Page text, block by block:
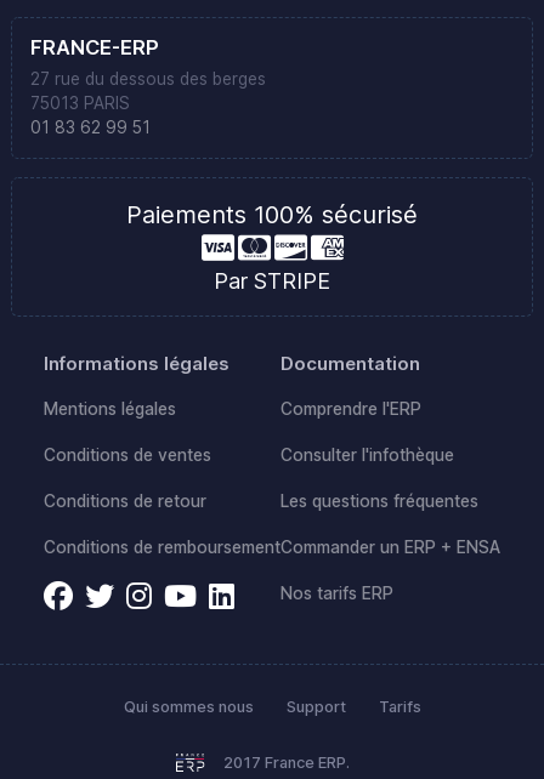
FRANCE-ERP
27 rue du dessous des berges
75013 PARIS
01 83 62 99 51
Paiements 100% sécurisé
Par STRIPE
Informations légales
Mentions légales
Conditions de ventes
Conditions de retour
Conditions de remboursement
Documentation
Comprendre l'ERP
Consulter l'infothèque
Les questions fréquentes
Commander un ERP + ENSA
Nos tarifs ERP
2017 France ERP.
Qui sommes nous Support Tarifs